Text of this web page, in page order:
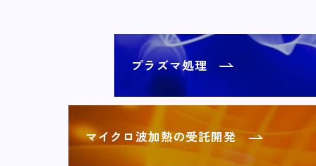
プラズマ処理
マイクロ波加熱の受託開発